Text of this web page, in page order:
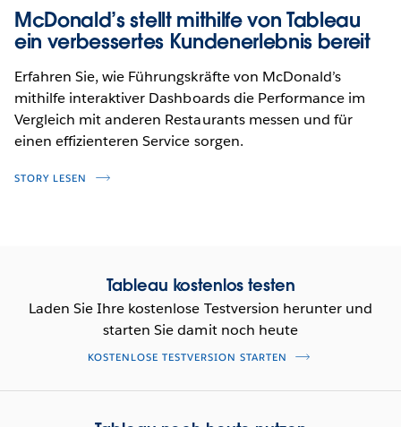
McDonald’s stellt mithilfe von Tableau
ein verbessertes Kundenerlebnis bereit
Erfahren Sie, wie Führungskräfte von McDonald’s
mithilfe interaktiver Dashboards die Performance im
Vergleich mit anderen Restaurants messen und für
einen effizienteren Service sorgen.
STORY LESEN
Tableau kostenlos testen
Laden Sie Ihre kostenlose Testversion herunter und
starten Sie damit noch heute
KOSTENLOSE TESTVERSION STARTEN